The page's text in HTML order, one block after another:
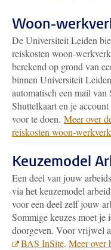
Woon-
De Universiteit Leiden
reiskosten woon-
berekend op grond van
binnen Universiteit
automatisch een mail van
Shuttelkaart en je
voor te doen. Meer over
reiskosten woon-
Keuzemodel
Een deel van jouw
via het keuzemodel
voor een deel zelf jouw
Sommige keuzes moet je
doorgeven. Voor vrijwel
BAS InSite. Meer over